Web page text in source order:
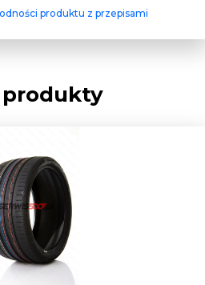
produktu z przepisami
produkty